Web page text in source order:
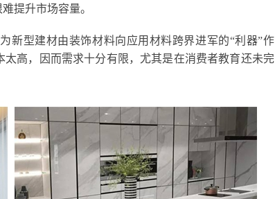
提升市场容量。
新型建材由装饰材料向应用材料跨界进军的“利器”作
高，因而需求十分有限，尤其是在消费者教育还未完